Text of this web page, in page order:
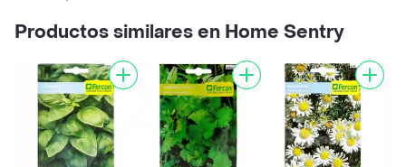
Productos similares en Home Sentry